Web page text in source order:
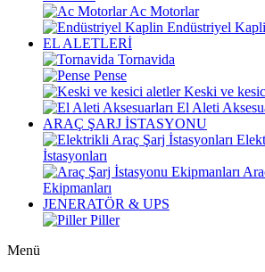
Ac Motorlar
Endüstriyel
EL ALETLERİ
Tornavida
Pense
Keski ve
El Aleti
ARAÇ ŞARJ İSTASYONU
İstasyonları
Ekipmanları
JENERATÖR & UPS
Piller
Menü